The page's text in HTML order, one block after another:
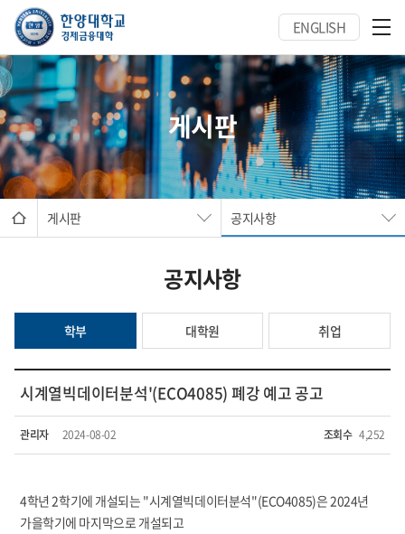
ENGLISH
게시판
게시판 공지사항
공지사항
학부 대학원 취업
시계열빅데이터분석'(ECO4085) 폐강 예고 공고
관리자 2024-08-02 조회수 4,252
4학년 2학기에 개설되는 "시계열빅데이터분석"(ECO4085)은2024년
가을학기에 마지막으로 개설되고